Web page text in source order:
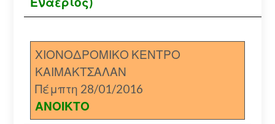
ΧΙΟΝΟΔΡΟΜΙΚΟ ΚΕΝΤΡΟ
ΚΑΙΜΑΚΤΣΑΛΑΝ
Πέμπτη 28/01/2016
ΑΝΟΙΚΤΟ